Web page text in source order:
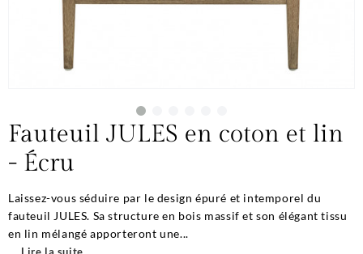
Fauteuil JULES en coton et lin
- Écru
Laissez-vous séduire par le design épuré et intemporel du
fauteuil JULES. Sa structure en bois massif et son élégant tissu
en lin mélangé apporteront une...